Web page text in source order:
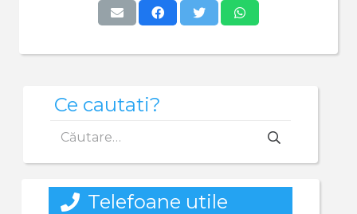
Ce cautati?
după:
Telefoane utile